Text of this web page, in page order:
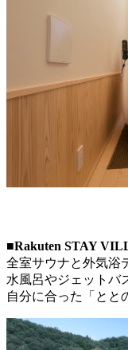
■Rakuten STAY
全室サウナと外気浴
水風呂やジェットバ
自分に合った「とと